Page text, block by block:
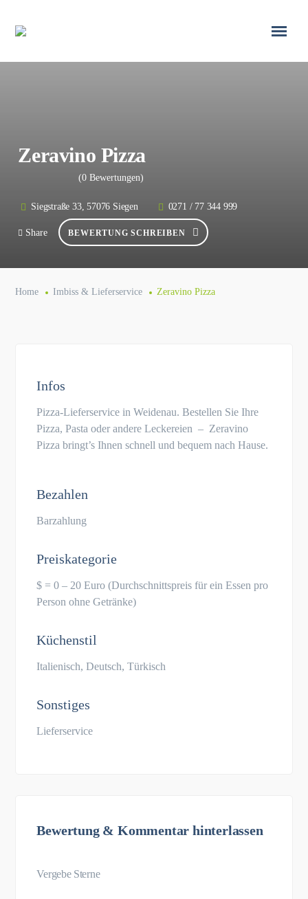
Zeravino Pizza
(0 Bewertungen)
Siegstraße 33, 57076 Siegen 0271 / 77 344 999
Share BEWERTUNG SCHREIBEN
Home Imbiss & Lieferservice Zeravino Pizza
Infos
Pizza-Lieferservice in Weidenau. Bestellen Sie Ihre
Pizza, Pasta oder andere Leckereien – Zeravino
Pizza bringt’s Ihnen schnell und bequem nach Hause.
Bezahlen
Barzahlung
Preiskategorie
$ = 0 – 20 Euro (Durchschnittspreis für ein Essen pro
Person ohne Getränke)
Küchenstil
Italienisch, Deutsch, Türkisch
Sonstiges
Lieferservice
Bewertung & Kommentar hinterlassen
Vergebe Sterne